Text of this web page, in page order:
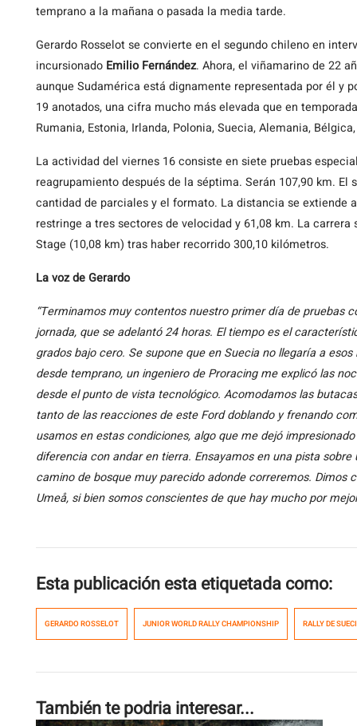
temprano a la mañana o pasada la media tarde.
Gerardo Rosselot se convierte en el segundo chileno en
incursionado Emilio Fernández. Ahora, el viñamarino de 22
aunque Sudamérica está dignamente representada por él y
19 anotados, una cifra mucho más elevada que en
Rumania, Estonia, Irlanda, Polonia, Suecia, Alemania,
La actividad del viernes 16 consiste en siete pruebas
reagrupamiento después de la séptima. Serán 107,90 km.
cantidad de parciales y el formato. La distancia se extiende
restringe a tres sectores de velocidad y 61,08 km. La
Stage (10,08 km) tras haber recorrido 300,10 kilómetros.
La voz de Gerardo
“Terminamos muy contentos nuestro primer día de pruebas
jornada, que se adelantó 24 horas. El tiempo es el
grados bajo cero. Se supone que en Suecia no llegaría a
desde temprano, un ingeniero de Proracing me explicó las
desde el punto de vista tecnológico. Acomodamos las
tanto de las reacciones de este Ford doblando y frenando
usamos en estas condiciones, algo que me dejó
diferencia con andar en tierra. Ensayamos en una pista
camino de bosque muy parecido adonde correremos.
Umeå, si bien somos conscientes de que hay mucho por
Esta publicación esta etiquetada como:
GERARDO ROSSELOT JUNIOR WORLD RALLY CHAMPIONSHIP RALLY DE
También te podria interesar...